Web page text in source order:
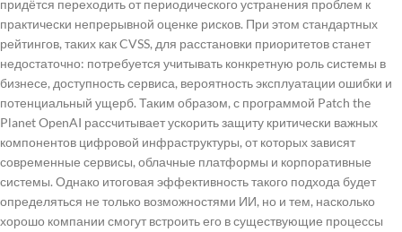
придётся переходить от периодического устранения проблем к
практически непрерывной оценке рисков. При этом стандартных
рейтингов, таких как CVSS, для расстановки приоритетов станет
недостаточно: потребуется учитывать конкретную роль системы в
бизнесе, доступность сервиса, вероятность эксплуатации ошибки и
потенциальный ущерб. Таким образом, с программой Patch the
Planet OpenAI рассчитывает ускорить защиту критически важных
компонентов цифровой инфраструктуры, от которых зависят
современные сервисы, облачные платформы и корпоративные
системы. Однако итоговая эффективность такого подхода будет
определяться не только возможностями ИИ, но и тем, насколько
хорошо компании смогут встроить его в существующие процессы